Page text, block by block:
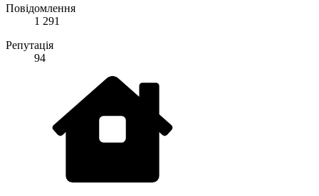
Повідомлення
1 291
Репутація
94